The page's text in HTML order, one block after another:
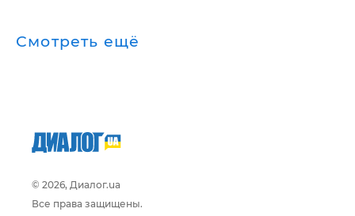
Смотреть ещё
© 2026, Диалог.ua
Все права защищены.